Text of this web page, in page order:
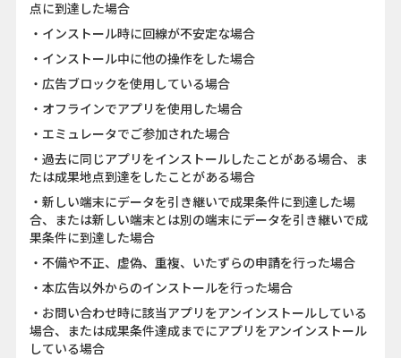
点に到達した場合
・インストール時に回線が不安定な場合
・インストール中に他の操作をした場合
・広告ブロックを使用している場合
・オフラインでアプリを使用した場合
・エミュレータでご参加された場合
・過去に同じアプリをインストールしたことがある場合、ま
たは成果地点到達をしたことがある場合
・新しい端末にデータを引き継いで成果条件に到達した場
合、または新しい端末とは別の端末にデータを引き継いで成
果条件に到達した場合
・不備や不正、虚偽、重複、いたずらの申請を行った場合
・本広告以外からのインストールを行った場合
・お問い合わせ時に該当アプリをアンインストールしている
場合、または成果条件達成までにアプリをアンインストール
している場合